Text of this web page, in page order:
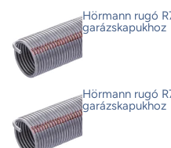
Hörmann rugó
garázskapukhoz
Hörmann rugó
garázskapukhoz